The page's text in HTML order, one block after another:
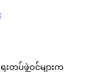
တပ်ဖွဲ့ဝင်များက